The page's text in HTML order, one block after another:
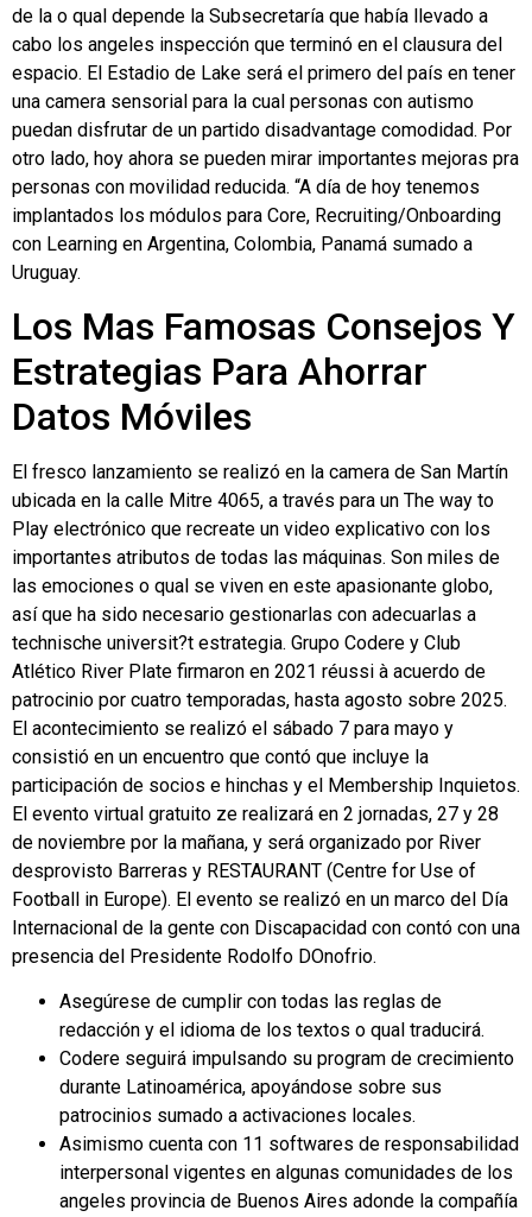
de la o qual depende la Subsecretaría que había llevado a
cabo los angeles inspección que terminó en el clausura del
espacio. El Estadio de Lake será el primero del país en tener
una camera sensorial para la cual personas con autismo
puedan disfrutar de un partido disadvantage comodidad. Por
otro lado, hoy ahora se pueden mirar importantes mejoras pra
personas con movilidad reducida. “A día de hoy tenemos
implantados los módulos para Core, Recruiting/Onboarding
con Learning en Argentina, Colombia, Panamá sumado a
Uruguay.
Los Mas Famosas Consejos Y
Estrategias Para Ahorrar
Datos Móviles
El fresco lanzamiento se realizó en la camera de San Martín
ubicada en la calle Mitre 4065, a través para un The way to
Play electrónico que recreate un video explicativo con los
importantes atributos de todas las máquinas. Son miles de
las emociones o qual se viven en este apasionante globo,
así que ha sido necesario gestionarlas con adecuarlas a
technische universit?t estrategia. Grupo Codere y Club
Atlético River Plate firmaron en 2021 réussi à acuerdo de
patrocinio por cuatro temporadas, hasta agosto sobre 2025.
El acontecimiento se realizó el sábado 7 para mayo y
consistió en un encuentro que contó que incluye la
participación de socios e hinchas y el Membership Inquietos.
El evento virtual gratuito ze realizará en 2 jornadas, 27 y 28
de noviembre por la mañana, y será organizado por River
desprovisto Barreras y RESTAURANT (Centre for Use of
Football in Europe). El evento se realizó en un marco del Día
Internacional de la gente con Discapacidad con contó con una
presencia del Presidente Rodolfo DOnofrio.
Asegúrese de cumplir con todas las reglas de
redacción y el idioma de los textos o qual traducirá.
Codere seguirá impulsando su program de crecimiento
durante Latinoamérica, apoyándose sobre sus
patrocinios sumado a activaciones locales.
Asimismo cuenta con 11 softwares de responsabilidad
interpersonal vigentes en algunas comunidades de los
angeles provincia de Buenos Aires adonde la compañía